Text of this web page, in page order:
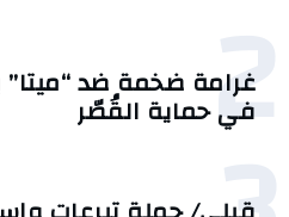
2
غرامة ضخمة ضد “ميتا”
في حماية القُصّر